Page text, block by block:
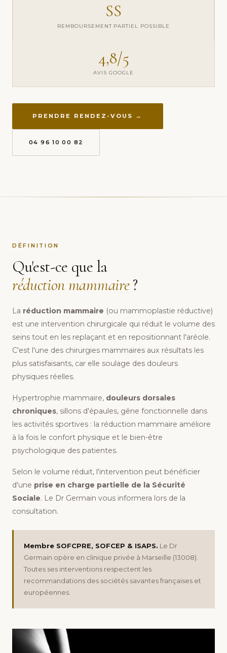
SS
REMBOURSEMENT PARTIEL POSSIBLE
4,8/5
AVIS GOOGLE
PRENDRE RENDEZ-VOUS →
04 96 10 00 82
DÉFINITION
Qu'est-ce que la
réduction mammaire?
La réduction mammaire (ou mammoplastie réductive)
est une intervention chirurgicale qui réduit le volume des
seins tout en les replaçant et en repositionnant l'aréole.
C'est l'une des chirurgies mammaires aux résultats les
plus satisfaisants, car elle soulage des douleurs
physiques réelles.
Hypertrophie mammaire, douleurs dorsales
chroniques, sillons d'épaules, gêne fonctionnelle dans
les activités sportives : la réduction mammaire améliore
à la fois le confort physique et le bien-être
psychologique des patientes.
Selon le volume réduit, l'intervention peut bénéficier
d'une prise en charge partielle de la Sécurité
Sociale. Le Dr Germain vous informera lors de la
consultation.
Membre SOFCPRE, SOFCEP & ISAPS. Le Dr
Germain opère en clinique privée à Marseille (13008).
Toutes ses interventions respectent les
recommandations des sociétés savantes françaises et
européennes.